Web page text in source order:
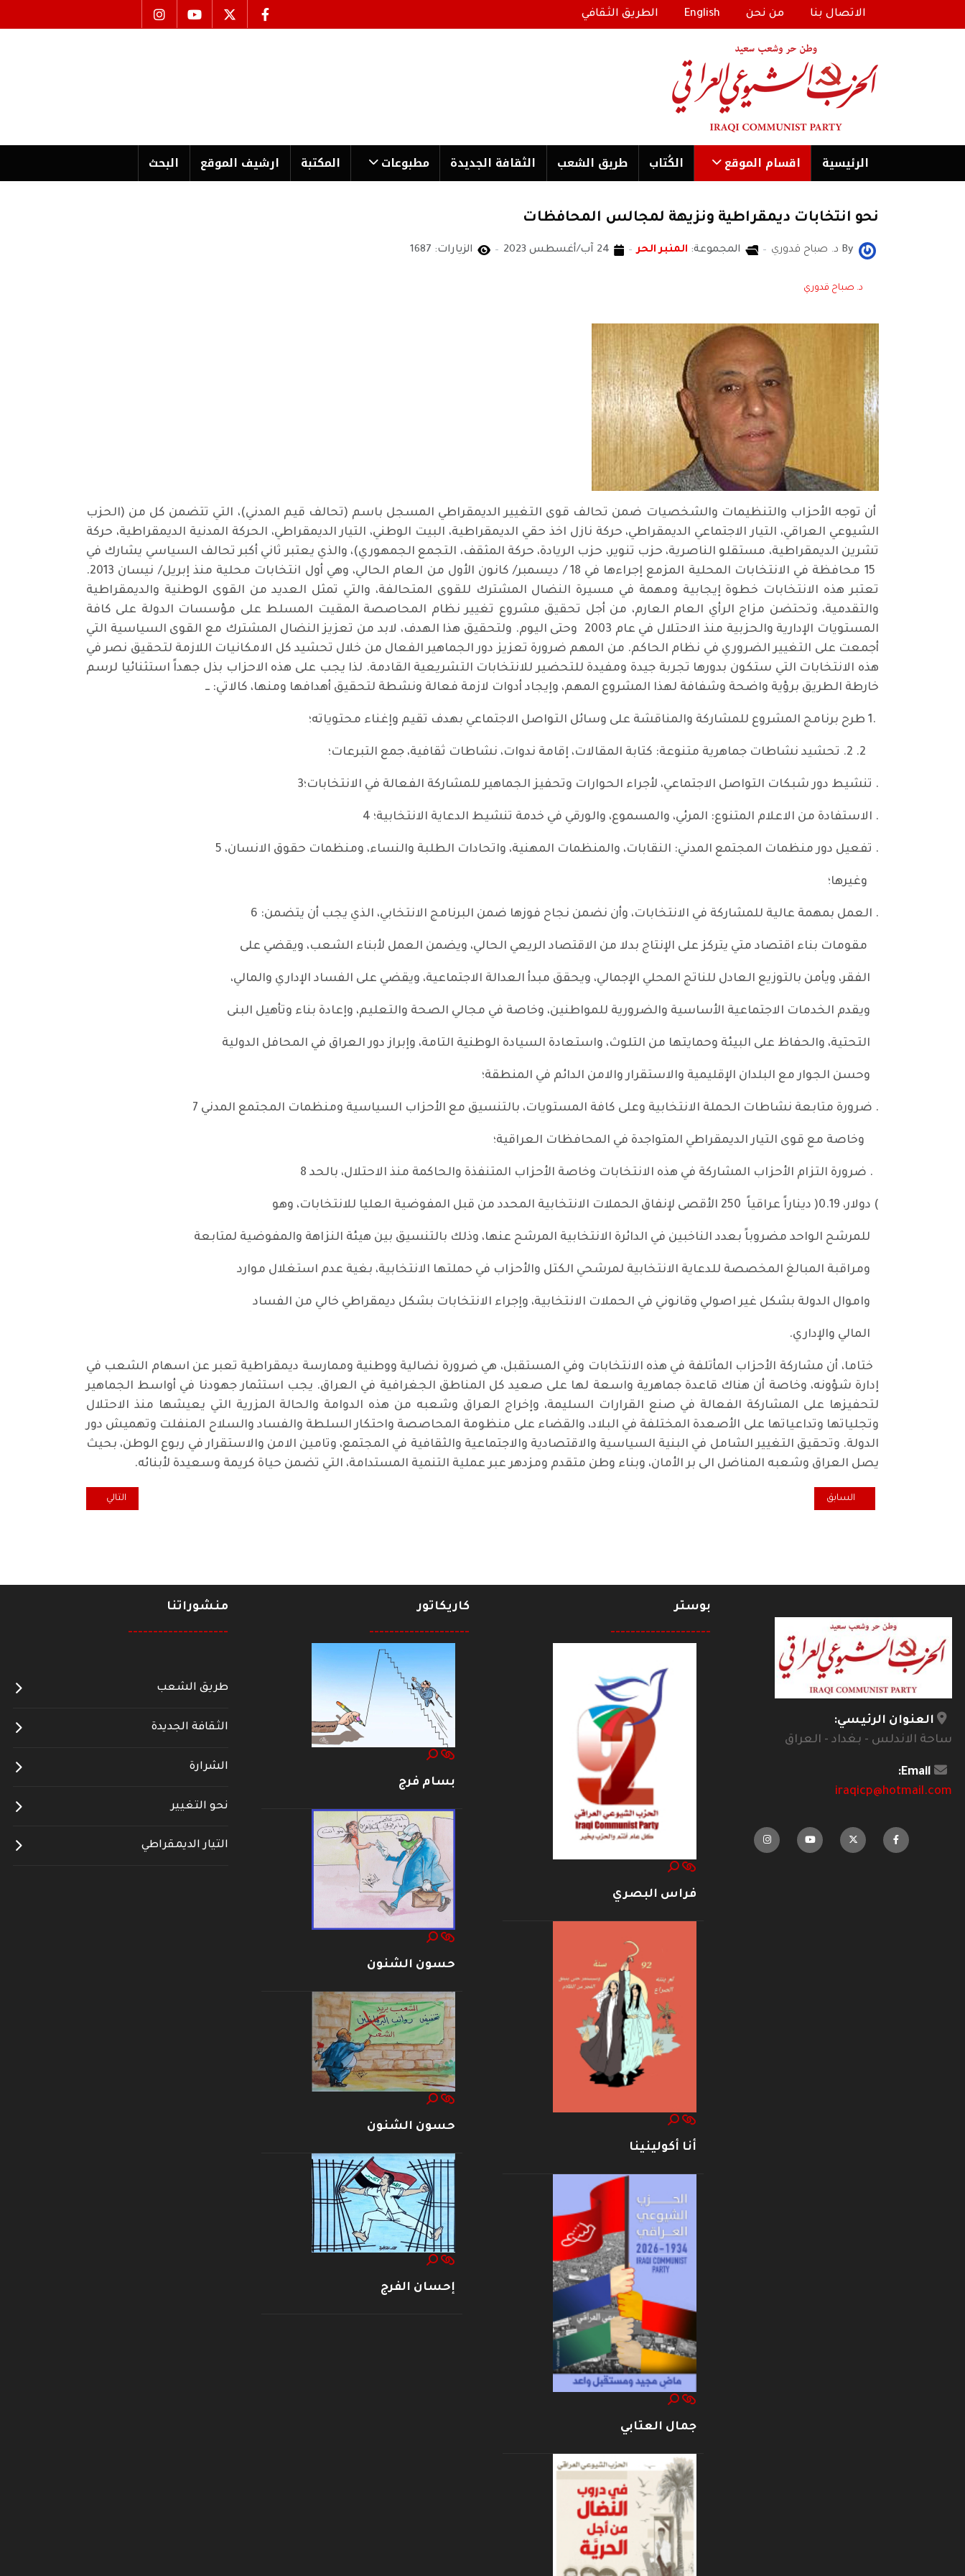
الاتصال بنا من نحن English الطريق الثقافي
الرئیسية اقسام الموقع الكُتاب طریق الشعب الثقافة الجدیدة مطبوعات المكتبة ارشیف الموقع البحث
نحو انتخابات ديمقراطية ونزيهة لمجالس المحافظات
By د. صباح قدوري المجموعة: المنبر الحر 24 آب/أغسطس 2023 الزيارات: 1687
د. صباح قدوري
أن توجه الأحزاب والتنظيمات والشخصيات ضمن تحالف قوى التغيير الديمقراطي المسجل باسم (تحالف قيم المدني)، التي تتضمن كل من (الحزب
الشيوعي العراقي، التيار الاجتماعي الديمقراطي، حركة نازل اخذ حقي الديمقراطية، البيت الوطني، التيار الديمقراطي، الحركة المدنية الديمقراطية، حركة
تشرين الديمقراطية، مستقلو الناصرية، حزب تنوير، حزب الريادة، حركة المثقف، التجمع الجمهوري)، والذي يعتبر ثاني أكبر تحالف السياسي يشارك في
15 محافظة في الانتخابات المحلية المزمع إجراءها في 18 / ديسمبر/ كانون الأول من العام الحالي، وهي أول انتخابات محلية منذ إبريل/ نيسان 2013.
تعتبر هذه الانتخابات خطوة إيجابية ومهمة في مسيرة النضال المشترك للقوى المتحالفة، والتي تمثل العديد من القوى الوطنية والديمقراطية
والتقدمية، وتحتضن مزاج الرأي العام العارم، من أجل تحقيق مشروع تغيير نظام المحاصصة المقيت المسلط على مؤسسات الدولة على كافة
المستويات الإدارية والحزبية منذ الاحتلال في عام 2003 وحتى اليوم. ولتحقيق هذا الهدف، لابد من تعزيز النضال المشترك مع القوى السياسية التي
أجمعت على التغيير الضروري في نظام الحاكم. من المهم ضرورة تعزيز دور الجماهير الفعال من خلال تحشيد كل الامكانيات اللازمة لتحقيق نصر في
هذه الانتخابات التي ستكون بدورها تجربة جيدة ومفيدة للتحضير للانتخابات التشريعية القادمة. لذا يجب على هذه الاحزاب بذل جهداً استثنائيا لرسم
خارطة الطريق برؤية واضحة وشفافة لهذا المشروع المهم، وإيجاد أدوات لازمة فعالة ونشطة لتحقيق أهدافها ومنها، كالاتي: ــ
.1 طرح برنامج المشروع للمشاركة والمناقشة على وسائل التواصل الاجتماعي بهدف تقيم وإغناء محتوياته؛
2. تحشيد نشاطات جماهرية متنوعة: كتابة المقالات، إقامة ندوات، نشاطات ثقافية، جمع التبرعات؛
. تنشيط دور شبكات التواصل الاجتماعي، لأجراء الحوارات وتحفيز الجماهير للمشاركة الفعالة في الانتخابات؛3
. الاستفادة من الاعلام المتنوع: المرئي، والمسموع، والورقي في خدمة تنشيط الدعاية الانتخابية؛ 4
. تفعيل دور منظمات المجتمع المدني: النقابات، والمنظمات المهنية، واتحادات الطلبة والنساء، ومنظمات حقوق الانسان، 5
وغيرها؛
. العمل بمهمة عالية للمشاركة في الانتخابات، وأن نضمن نجاح فوزها ضمن البرنامج الانتخابي، الذي يجب أن يتضمن: 6
مقومات بناء اقتصاد متي يتركز على الإنتاج بدلا من الاقتصاد الريعي الحالي، ويضمن العمل لأبناء الشعب، ويقضي على
الفقر، ويأمن بالتوزيع العادل للناتج المحلي الإجمالي، ويحقق مبدأ العدالة الاجتماعية، ويقضي على الفساد الإداري والمالي،
ويقدم الخدمات الاجتماعية الأساسية والضرورية للمواطنين، وخاصة في مجالي الصحة والتعليم، وإعادة بناء وتأهيل البنى
التحتية، والحفاظ على البيئة وحمايتها من التلوث، واستعادة السيادة الوطنية التامة، وإبراز دور العراق في المحافل الدولية
وحسن الجوار مع البلدان الإقليمية والاستقرار والامن الدائم في المنطقة؛
. ضرورة متابعة نشاطات الحملة الانتخابية وعلى كافة المستويات، بالتنسيق مع الأحزاب السياسية ومنظمات المجتمع المدني 7
وخاصة مع قوى التيار الديمقراطي المتواجدة في المحافظات العراقية؛
. ضرورة التزام الأحزاب المشاركة في هذه الانتخابات وخاصة الأحزاب المتنفذة والحاكمة منذ الاحتلال، بالحد 8
) دولار، 0.19( ديناراً عراقياً 250 الأقصى لإنفاق الحملات الانتخابية المحدد من قبل المفوضية العليا للانتخابات، وهو
للمرشح الواحد مضروباً بعدد الناخبين في الدائرة الانتخابية المرشح عنها، وذلك بالتنسيق بين هيئة النزاهة والمفوضية لمتابعة
ومراقبة المبالغ المخصصة للدعاية الانتخابية لمرشحي الكتل والأحزاب في حملتها الانتخابية، بغية عدم استغلال موارد
واموال الدولة بشكل غير اصولي وقانوني في الحملات الانتخابية، وإجراء الانتخابات بشكل ديمقراطي خالي من الفساد
المالي والإداري.
ختاما، أن مشاركة الأحزاب المأتلفة في هذه الانتخابات وفي المستقبل، هي ضرورة نضالية ووطنية وممارسة ديمقراطية تعبر عن اسهام الشعب في
إدارة شؤونه، وخاصة أن هناك قاعدة جماهرية واسعة لها على صعيد كل المناطق الجغرافية في العراق. يجب استثمار جهودنا في أواسط الجماهير
لتحفيزها على المشاركة الفعالة في صنع القرارات السليمة، وإخراج العراق وشعبه من هذه الدوامة والحالة المزرية التي يعيشها منذ الاحتلال
وتجلياتها وتداعياتها على الأصعدة المختلفة في البلاد، والقضاء على منظومة المحاصصة واحتكار السلطة والفساد والسلاح المنفلت وتهميش دور
الدولة. وتحقيق التغيير الشامل في البنية السياسية والاقتصادية والاجتماعية والثقافية في المجتمع، وتامين الامن والاستقرار في ربوع الوطن، بحيث
يصل العراق وشعبه المناضل الى بر الأمان، وبناء وطن متقدم ومزدهر عبر عملية التنمية المستدامة، التي تضمن حياة كريمة وسعيدة لأبنائه.
المقال السابق: سياسة خساسة
السابق المقال التالي: هل هو موسم
التالي
العنوان الرئيسي:
ساحة الاندلس - بغداد - العراق
Email:
iraqicp@hotmail.com
بوستر
--------------------
فراس البصري
أنا أكولينينا
جمال العتابي
كاريكاتور
--------------------
بسام فرج
حسون الشنون
حسون الشنون
إحسان الفرج
منشوراتنا
--------------------
طريق الشعب
الثقافة الجديدة
الشرارة
نحو التغيير
التيار الديمقراطي